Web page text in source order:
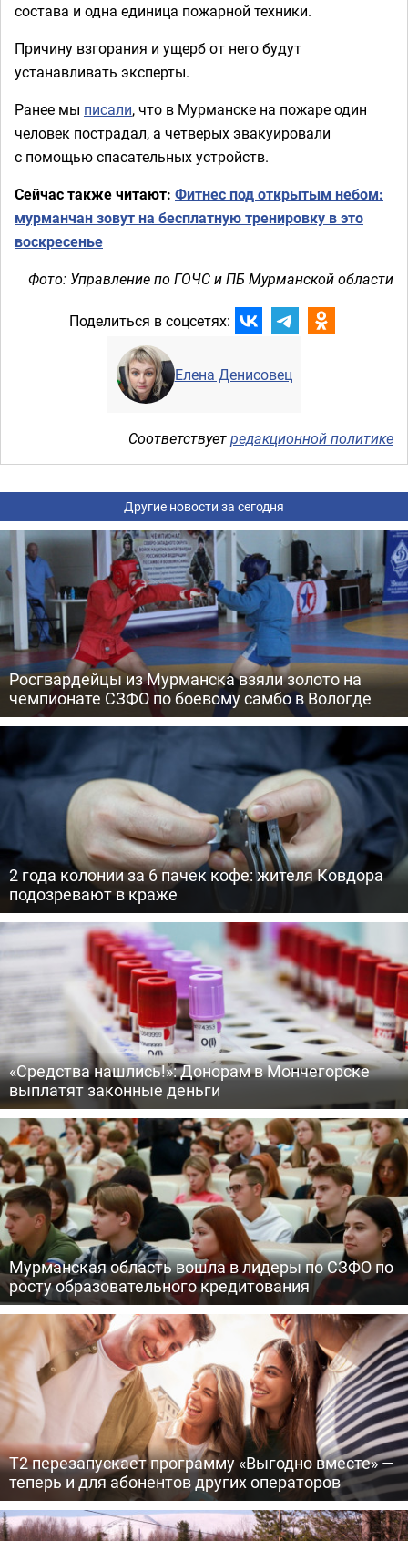
состава и одна единица пожарной техники.
Причину взгорания и ущерб от него будут
устанавливать эксперты.
Ранее мы писали, что в Мурманске на пожаре один
человек пострадал, а четверых эвакуировали
с помощью спасательных устройств.
Сейчас также читают: Фитнес под открытым небом:
мурманчан зовут на бесплатную тренировку в это
воскресенье
Фото: Управление по ГОЧС и ПБ Мурманской области
Поделиться в соцсетях:
Елена Денисовец
Соответствуетредакционной политике
Другие новости за сегодня
Росгвардейцы из Мурманска взяли золото на
чемпионате СЗФО по боевому самбо в Вологде
2 года колонии за 6 пачек кофе: жителя Ковдора
подозревают в краже
«Средства нашлись!»: Донорам в Мончегорске
выплатят законные деньги
Мурманская область вошла в лидеры по СЗФО по
росту образовательного кредитования
Т2 перезапускает программу «Выгодно вместе» —
теперь и для абонентов других операторов